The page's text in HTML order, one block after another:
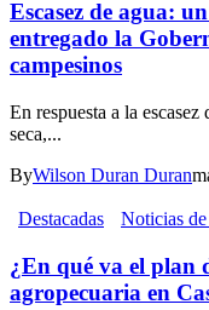
Escasez de agua:
entregado la
campesinos
En respuesta a la
seca,...
ByWilson Duran Duran
Destacadas Noticias de
¿En qué va el plan
agropecuaria en